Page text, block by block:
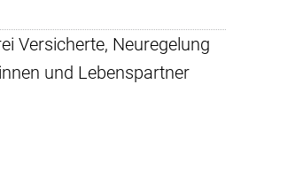
Versicherte, Neuregelung
und Lebenspartner